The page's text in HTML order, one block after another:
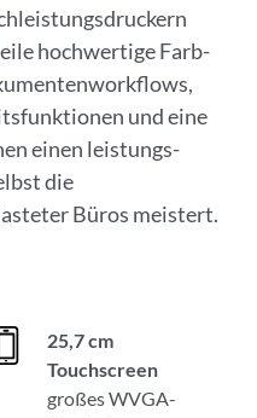
hochwertige Farb­
und eine
einen leistungs­
die
Büros meistert.
25,7 cm
Touchscreen
großes WVGA-